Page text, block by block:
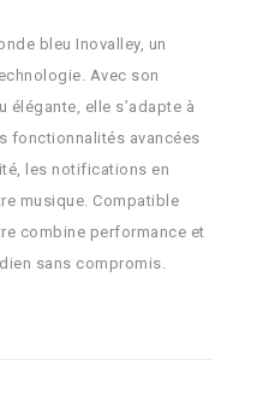
bleu Inovalley, un
Avec son
elle s’adapte à
fonctionnalités avancées
les notifications en
musique. Compatible
combine performance et
sans compromis.